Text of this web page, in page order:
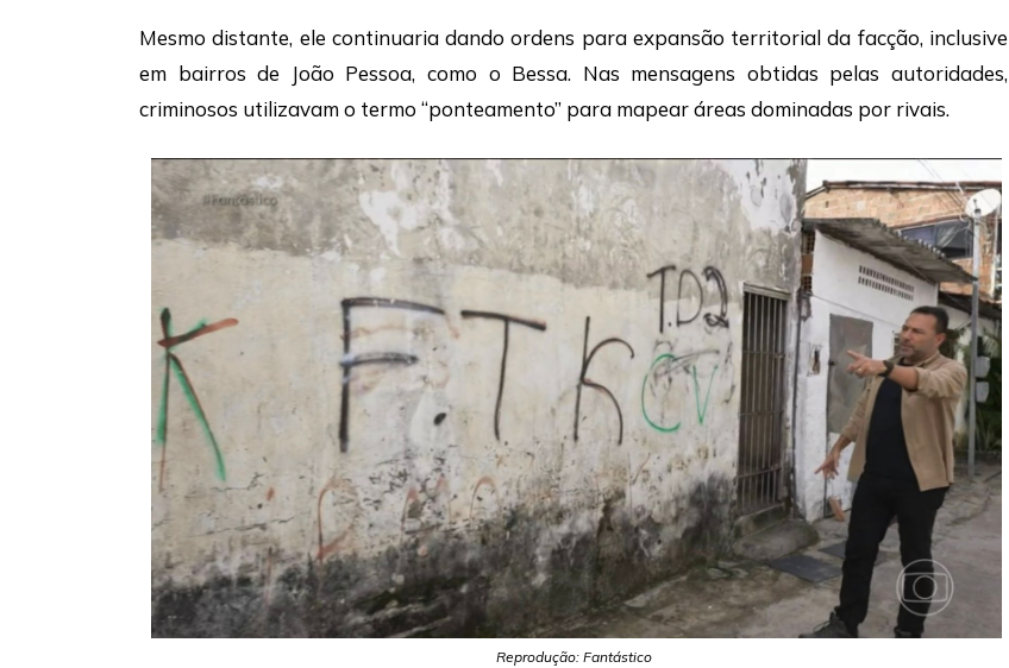
Mesmo distante, ele continuaria dando ordens para expansão territorial da facção, inclusive
em bairros de
João Pessoa, como o Bessa. Nas mensagens obtidas pelas autoridades,
criminosos utilizavam o termo “ponteamento” para mapear áreas dominadas por rivais.
Reprodução: Fantástico